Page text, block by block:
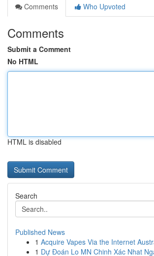
Comments
Who Upvoted
Comments
Submit a Comment
No HTML
HTML is disabled
Search
Published News
1 Acquire Vapes Via the Internet
1 Dự Đoán Lo MN Chinh Xác Nhat